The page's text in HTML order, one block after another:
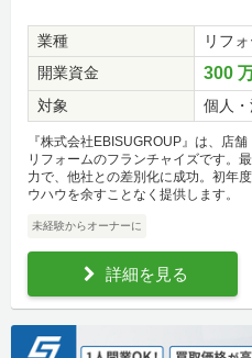
業種
リフ
開業資金
300
対象 個人・
『株式会社EBISUGROUP』は、店
リフォームのフランチャイズです。
力で、他社との差別化に成功。初年
ウハウを余すことなく提供します。
未経験からオーナーに
詳細を見る